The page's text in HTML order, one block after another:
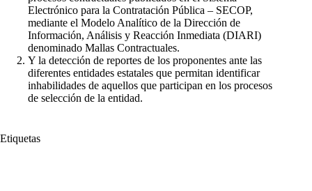
Electrónico para la Contratación Pública – SECOP,
mediante el Modelo Analítico de la Dirección de
Información, Análisis y Reacción Inmediata (DIARI)
denominado Mallas Contractuales.
Y la detección de reportes de los proponentes ante las
diferentes entidades estatales que permitan identificar
inhabilidades de aquellos que participan en los procesos
de selección de la entidad.
Etiquetas